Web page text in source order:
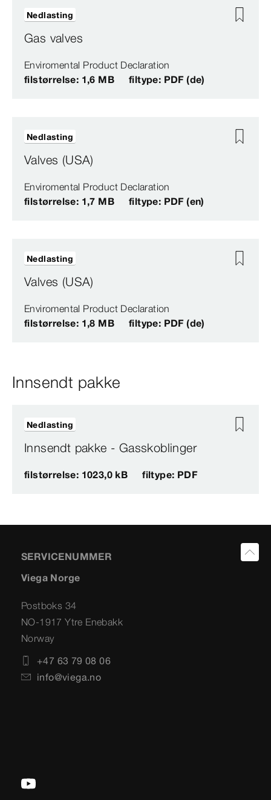
Gas valves
Enviromental Product Declaration
filstørrelse: 1,6 MB
filtype: PDF (de)
Nedlasting
Valves (USA)
Enviromental Product Declaration
filstørrelse: 1,7 MB
filtype: PDF (en)
Nedlasting
Valves (USA)
Enviromental Product Declaration
filstørrelse: 1,8 MB
filtype: PDF (de)
Nedlasting
Innsendt pakke
Innsendt pakke - Gasskoblinger
filstørrelse: 1023,0 kB filtype: PDF
Nedlasting
SERVICENUMMER
Viega Norge
Postboks 34
NO-1917 Ytre Enebakk
Norway
+47 63 79 08 06
info@viega.no